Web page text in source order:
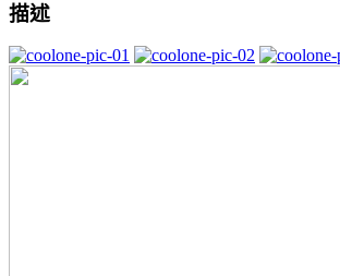
綠
牌
數
描述